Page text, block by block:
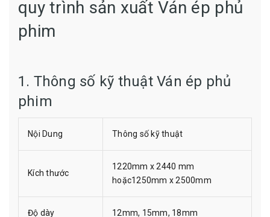
quy trình sản xuất Ván ép phủ
phim
1. Thông số kỹ thuật Ván ép phủ
phim
Nội Dung Thông số kỹ thuật
Kích thước
1220mm x 2440 mm
hoặc1250mm x 2500mm
Độ dày 12mm, 15mm, 18mm